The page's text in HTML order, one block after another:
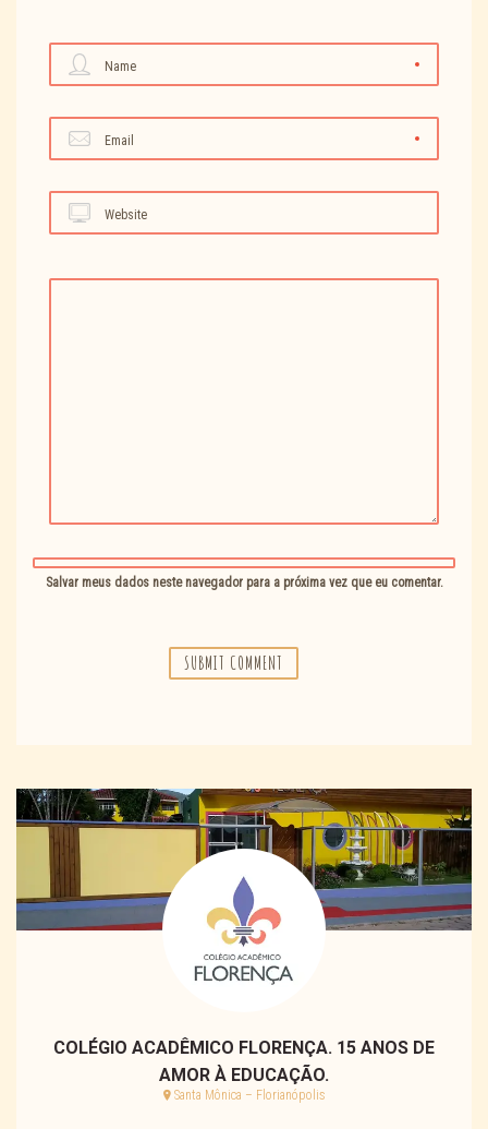
Name
Email
Website
Salvar meus dados neste navegador para a próxima vez que eu comentar.
COLÉGIO ACADÊMICO FLORENÇA. 15 ANOS DE
AMOR À EDUCAÇÃO.
Santa Mônica – Florianópolis